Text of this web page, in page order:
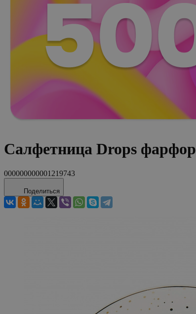
Салфетница Drops фарфор
000000000001219743
Поделиться